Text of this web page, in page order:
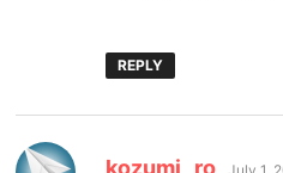
REPLY
kozumi_ro says: